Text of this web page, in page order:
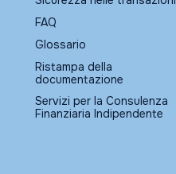
FAQ
Glossario
Ristampa della
documentazione
Servizi per la Consulenza
Finanziaria Indipendente